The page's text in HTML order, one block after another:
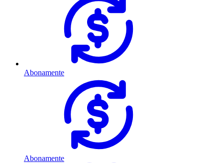
Abonamente
Abonamente